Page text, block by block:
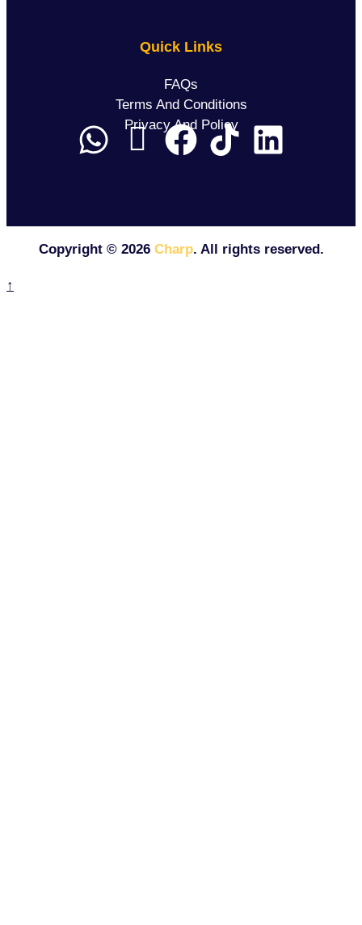
Quick Links
FAQs
Terms And Conditions
Privacy And Policy
Copyright © 2026 Charp. All rights reserved.
↑